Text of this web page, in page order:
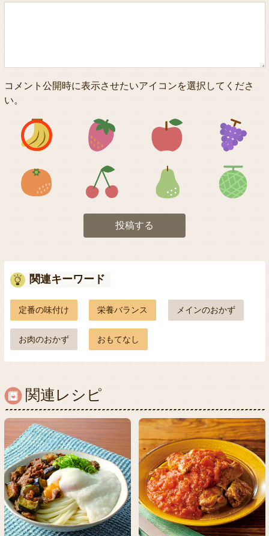
コメント公開時に表示させたいアイコンを選択してくださ
い。
アイコン1 アイコン2 アイコン3
アイコン5 アイコン6 アイコン7
投稿する
関連キーワード
定番の味付け 栄養バランス メインのおかず
お肉のおかず おもてなし
関連レシピ